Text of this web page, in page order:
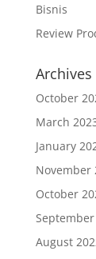
Bisnis
Review
Archives
October
March
January
November
October
August